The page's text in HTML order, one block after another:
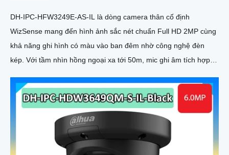
DH-IPC-HFW3249E-AS-IL là dòng camera thân cố định
WizSense mang đến hình ảnh sắc nét chuẩn Full HD 2MP cùng
khả năng ghi hình có màu vào ban đêm nhờ công nghệ đèn
kép. Với tầm nhìn hồng ngoại xa tới 50m, mic ghi âm tích hợp
hiệu quả và giảm thiểu cảnh báo giả, hỗ trợ khe thẻ nhớ lên đến
512GB, chuẩn chống nước IP67 giá rẻ